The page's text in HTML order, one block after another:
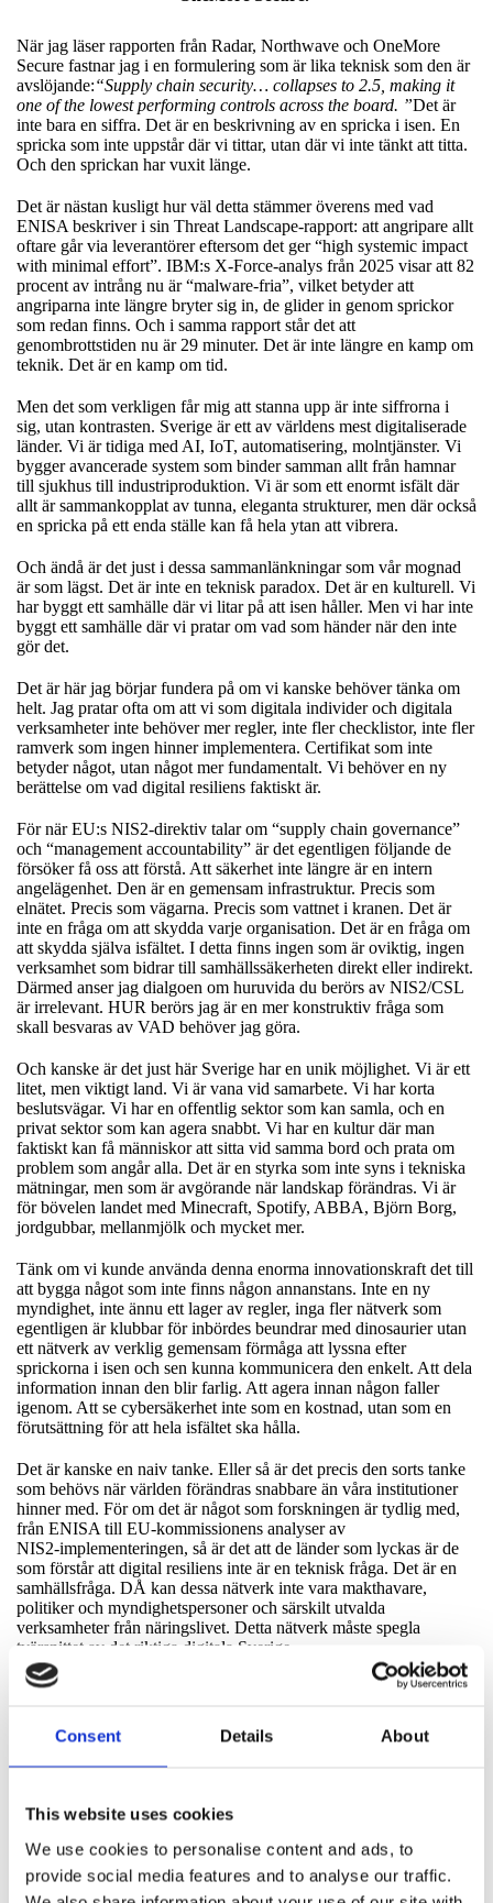
Consent Details About
This website uses cookies
We use cookies to personalise content and ads, to
provide social media features and to analyse our traffic.
När jag läser rapporten från Radar, Northwave och OneMore
Secure fastnar jag i en formulering som är lika teknisk som den är
avslöjande:“Supply chain security… collapses to 2.5, making it
one of the lowest performing controls across the board. ”Det är
inte bara en siffra. Det är en beskrivning av en spricka i isen. En
spricka som inte uppstår där vi tittar, utan där vi inte tänkt att titta.
Och den sprickan har vuxit länge.
Det är nästan kusligt hur väl detta stämmer överens med vad
ENISA beskriver i sin Threat Landscape‑rapport: att angripare allt
oftare går via leverantörer eftersom det ger “high systemic impact
with minimal effort”. IBM:s X‑Force‑analys från 2025 visar att 82
procent av intrång nu är “malware‑fria”, vilket betyder att
angriparna inte längre bryter sig in, de glider in genom sprickor
som redan finns. Och i samma rapport står det att
genombrottstiden nu är 29 minuter. Det är inte längre en kamp om
teknik. Det är en kamp om tid.
Men det som verkligen får mig att stanna upp är inte siffrorna i
sig, utan kontrasten. Sverige är ett av världens mest digitaliserade
länder. Vi är tidiga med AI, IoT, automatisering, molntjänster. Vi
bygger avancerade system som binder samman allt från hamnar
till sjukhus till industriproduktion. Vi är som ett enormt isfält där
allt är sammankopplat av tunna, eleganta strukturer, men där också
en spricka på ett enda ställe kan få hela ytan att vibrera.
Och ändå är det just i dessa sammanlänkningar som vår mognad
är som lägst. Det är inte en teknisk paradox. Det är en kulturell. Vi
har byggt ett samhälle där vi litar på att isen håller. Men vi har inte
byggt ett samhälle där vi pratar om vad som händer när den inte
gör det.
Det är här jag börjar fundera på om vi kanske behöver tänka om
helt. Jag pratar ofta om att vi som digitala individer och digitala
verksamheter inte behöver mer regler, inte fler checklistor, inte fler
ramverk som ingen hinner implementera. Certifikat som inte
betyder något, utan något mer fundamentalt. Vi behöver en ny
berättelse om vad digital resiliens faktiskt är.
För när EU:s NIS2‑direktiv talar om “supply chain governance”
och “management accountability” är det egentligen följande de
försöker få oss att förstå. Att säkerhet inte längre är en intern
angelägenhet. Den är en gemensam infrastruktur. Precis som
elnätet. Precis som vägarna. Precis som vattnet i kranen. Det är
inte en fråga om att skydda varje organisation. Det är en fråga om
att skydda själva isfältet. I detta finns ingen som är oviktig, ingen
verksamhet som bidrar till samhällssäkerheten direkt eller indirekt.
Därmed anser jag dialgoen om huruvida du berörs av NIS2/CSL
är irrelevant. HUR berörs jag är en mer konstruktiv fråga som
skall besvaras av VAD behöver jag göra.
Och kanske är det just här Sverige har en unik möjlighet. Vi är ett
litet, men viktigt land. Vi är vana vid samarbete. Vi har korta
beslutsvägar. Vi har en offentlig sektor som kan samla, och en
privat sektor som kan agera snabbt. Vi har en kultur där man
faktiskt kan få människor att sitta vid samma bord och prata om
problem som angår alla. Det är en styrka som inte syns i tekniska
mätningar, men som är avgörande när landskap förändras. Vi är
för bövelen landet med Minecraft, Spotify, ABBA, Björn Borg,
jordgubbar, mellanmjölk och mycket mer.
Tänk om vi kunde använda denna enorma innovationskraft det till
att bygga något som inte finns någon annanstans. Inte en ny
myndighet, inte ännu ett lager av regler, inga fler nätverk som
egentligen är klubbar för inbördes beundrar med dinosaurier utan
ett nätverk av verklig gemensam förmåga att lyssna efter
sprickorna i isen och sen kunna kommunicera den enkelt. Att dela
information innan den blir farlig. Att agera innan någon faller
igenom. Att se cybersäkerhet inte som en kostnad, utan som en
förutsättning för att hela isfältet ska hålla.
Det är kanske en naiv tanke. Eller så är det precis den sorts tanke
som behövs när världen förändras snabbare än våra institutioner
hinner med. För om det är något som forskningen är tydlig med,
från ENISA till EU‑kommissionens analyser av
NIS2‑implementeringen, så är det att de länder som lyckas är de
som förstår att digital resiliens inte är en teknisk fråga. Det är en
samhällsfråga. DÅ kan dessa nätverk inte vara makthavare,
politiker och myndighetspersoner och särskilt utvalda
verksamheter från näringslivet. Detta nätverk måste spegla
tvärsnittet av det riktiga digitala Sverige.
Och det är precis där jag anser att vi måste börja. Med att våga
finns, hur de rör sig och beter sig. Att vi inte längre kan låtsas att
varje verksamhet står på sin egen plattform eller får klara sig
själva. Att vi är sammanlänkade, på gott och ont. Skapa en verklig
utifrån gemensamma erfarenheter.
För i slutändan är det inte den starkaste verksamheten som
överlever. Det är det samhälle som lär sig lyssna på viskningarna
innan stormen kommer som kommer möjliggöra att alla överlever.